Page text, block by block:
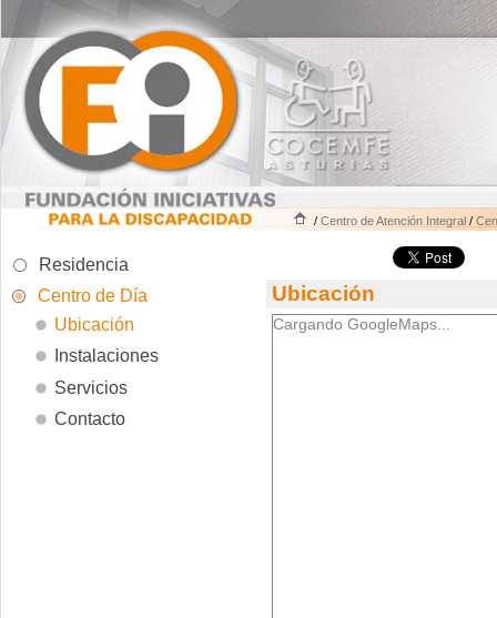
/ Centro de Atención Integral/
Residencia
Centro de Día
Ubicación
Instalaciones
Servicios
Contacto
Ubicación
Cargando GoogleMaps...